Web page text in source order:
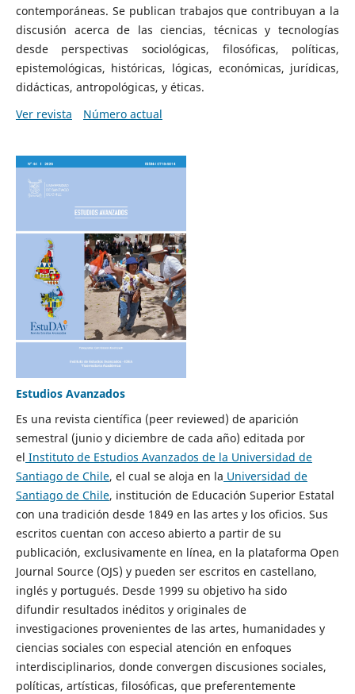
contemporáneas. Se publican trabajos que contribuyan a la
discusión acerca de las ciencias, técnicas y tecnologías
desde perspectivas sociológicas, filosóficas, políticas,
epistemológicas, históricas, lógicas, económicas, jurídicas,
didácticas, antropológicas, y éticas.
Ver revista
Número actual
Estudios Avanzados
Es una revista científica (peer reviewed) de aparición
semestral (junio y diciembre de cada año) editada por
el Instituto de Estudios Avanzados de la Universidad de
Santiago de Chile, el cual se aloja en la Universidad de
Santiago de Chile, institución de Educación Superior Estatal
con una tradición desde 1849 en las artes y los oficios. Sus
escritos cuentan con acceso abierto a partir de su
publicación, exclusivamente en línea, en la plataforma Open
Journal Source (OJS) y pueden ser escritos en castellano,
inglés y portugués. Desde 1999 su objetivo ha sido
difundir resultados inéditos y originales de
investigaciones provenientes de las artes, humanidades y
ciencias sociales con especial atención en enfoques
interdisciplinarios, donde convergen discusiones sociales,
políticas, artísticas, filosóficas, que preferentemente